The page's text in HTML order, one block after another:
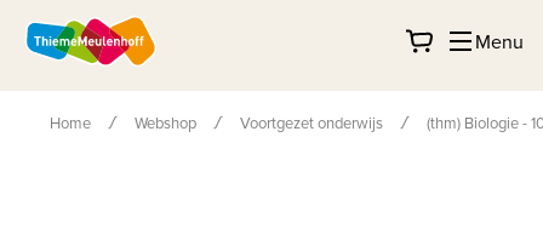
Menu
Home Webshop Voortgezet onderwijs (thm) Biologie -